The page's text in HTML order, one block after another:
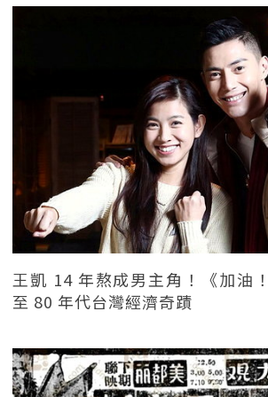
王凱 14 年熬成男主角！《加油
至 80 年代台灣經濟奇蹟